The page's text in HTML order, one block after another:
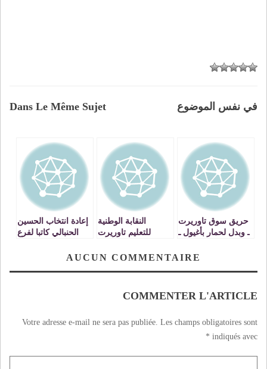
Dans Le Même Sujet في نفس الموضوع
حريق سوق تاوريرت
ـ وبدل لحمار بأغيول ـ
النقابة الوطنية
للتعليم تاوريرت
إعادة انتخاب الحسين
الحنبالي كاتبا لفرع
الموحد بتاوريرتAUCUN COMMENTAIRE
COMMENTER L'ARTICLE
Votre adresse e-mail ne sera pas publiée. Les champs obligatoires sont
indiqués avec
*